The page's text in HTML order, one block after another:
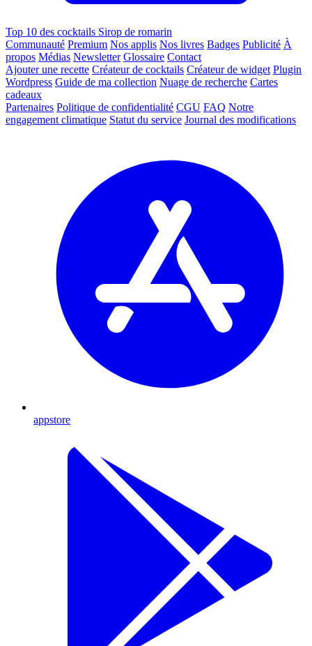
Top 10 des cocktails Sirop de romarin
Communauté Premium Nos applis Nos livres Badges Publicité À
propos Médias Newsletter Glossaire Contact
Ajouter une recette Créateur de cocktails Créateur de widget Plugin
Wordpress Guide de ma collection Nuage de recherche Cartes
cadeaux
Partenaires Politique de confidentialité CGU FAQ Notre
engagement climatique Statut du service Journal des modifications
appstore